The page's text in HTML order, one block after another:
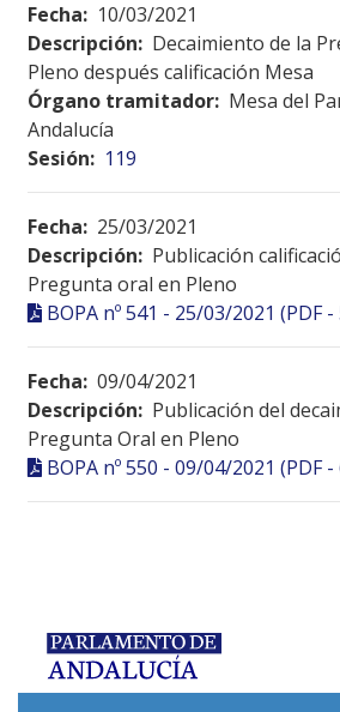
Fecha: 10/03/2021
Descripción: Decaimiento de la
Pleno después calificación Mesa
Órgano tramitador: Mesa del
Andalucía
Sesión: 119
Fecha: 25/03/2021
Descripción: Publicación
Pregunta oral en Pleno
BOPA nº 541 - 25/03/2021 (PDF -
Fecha: 09/04/2021
Descripción: Publicación del
Pregunta Oral en Pleno
BOPA nº 550 - 09/04/2021 (PDF -